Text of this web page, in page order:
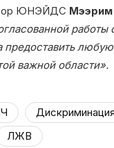
ЮНЭЙДС Мээрим
работы
важной области».
Дискриминация
ЛЖВ